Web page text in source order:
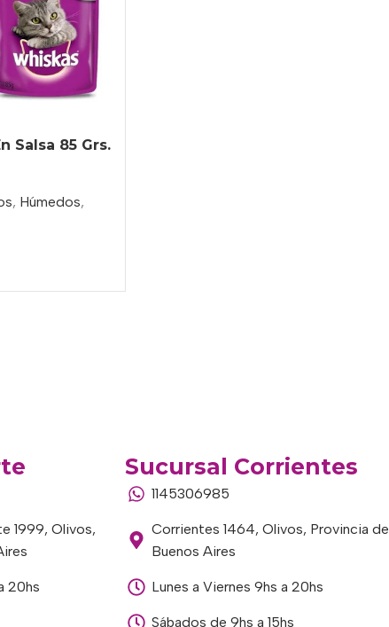
Salsa 85 Grs.
, Húmedos,
1999, Olivos,
20hs
Sucursal Corrientes
1145306985
Corrientes 1464, Olivos, Provincia de
Buenos Aires
Lunes a Viernes 9hs a 20hs
Sábados de 9hs a 15hs